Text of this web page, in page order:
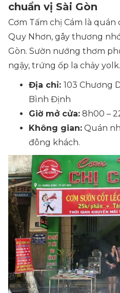
chuẩn vị Sài Gòn
Cơm Tấm chị Cám là
Quy Nhơn, gây thương
Gòn. Sườn nướng thơm
ngậy, trứng ốp la chảy
Địa chỉ: 103 Chương
Bình Định
Giờ mở cửa: 8h00 –
Không gian: Quán
đông khách.